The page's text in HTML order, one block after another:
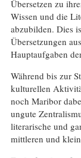
Übersetzen zu
Wissen und die
abzubilden. Dies
Übersetzungen
Hauptaufgaben
Während bis zur
kulturellen
noch Maribor
ungute
literarische und
mittleren und